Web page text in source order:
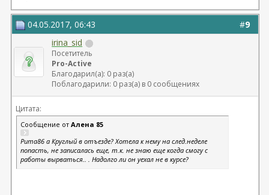
#9
04.05.2017, 06:43
irina_sid
Посетитель
Pro-Active
Благодарил(а): 0 раз(а)
Поблагодарили: 0 раз(а) в 0 сообщениях
Цитата:
Сообщение отАлена 85
Puma86 а Круглый в отъезде? Хотела к нему на след.неделе
попасть, не записалась еще, т.к. не знаю еще когда смогу с
работы вырваться.. . Надолго ли он уехал не в курсе?